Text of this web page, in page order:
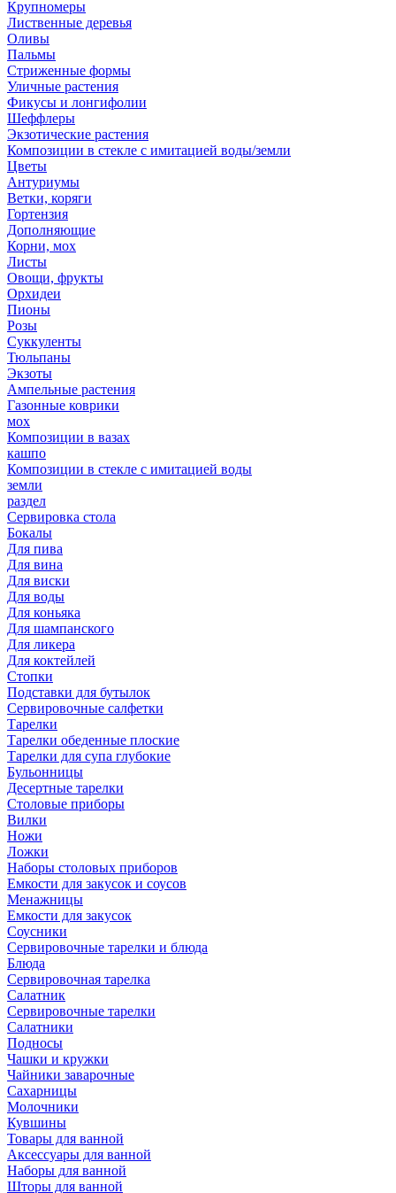
Крупномеры
Лиственные деревья
Оливы
Пальмы
Стриженные формы
Уличные растения
Фикусы и лонгифолии
Шеффлеры
Экзотические растения
Композиции в стекле с имитацией воды/земли
Цветы
Антуриумы
Ветки, коряги
Гортензия
Дополняющие
Корни, мох
Листы
Овощи, фрукты
Орхидеи
Пионы
Розы
Суккуленты
Тюльпаны
Экзоты
Ампельные растения
Газонные коврики
мох
Композиции в вазах
кашпо
Композиции в стекле с имитацией воды
земли
раздел
Сервировка стола
Бокалы
Для пива
Для вина
Для виски
Для воды
Для коньяка
Для шампанского
Для ликера
Для коктейлей
Стопки
Подставки для бутылок
Сервировочные салфетки
Тарелки
Тарелки обеденные плоские
Тарелки для супа глубокие
Бульонницы
Десертные тарелки
Столовые приборы
Вилки
Ножи
Ложки
Наборы столовых приборов
Емкости для закусок и соусов
Менажницы
Емкости для закусок
Соусники
Сервировочные тарелки и блюда
Блюда
Сервировочная тарелка
Салатник
Сервировочные тарелки
Салатники
Подносы
Чашки и кружки
Чайники заварочные
Сахарницы
Молочники
Кувшины
Товары для ванной
Аксессуары для ванной
Наборы для ванной
Шторы для ванной